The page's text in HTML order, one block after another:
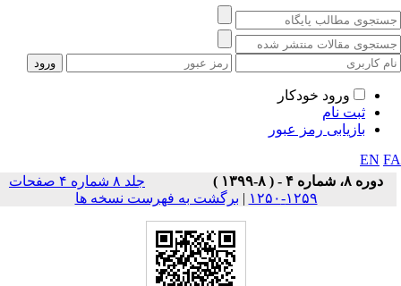
ورود خودکار
ثبت نام
بازیابی رمز عبور
EN
دوره ۸، شماره ۴ - ( ۸-۱۳۹۹ )
جلد ۸ شماره ۴ صفحات
۱۲۵۹-۱۲۵۰
| برگشت به فهرست نسخه ها